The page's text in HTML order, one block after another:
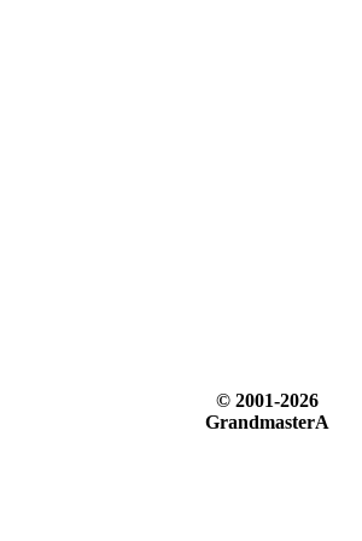
© 2001-2026
GrandmasterA